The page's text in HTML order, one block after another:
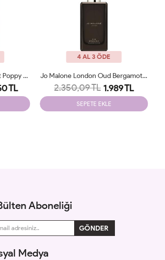
Jo Malone London Scarlet Poppy Cologne Intens Unisex Tester
TL
4 AL 3 ÖDE
Jo Malone London Oud Bergamot Cologne Intense 100 Ml Unisex Tester
2.350,09 TL 1.989 TL
SEPETE EKLE
Aboneliği
Medya